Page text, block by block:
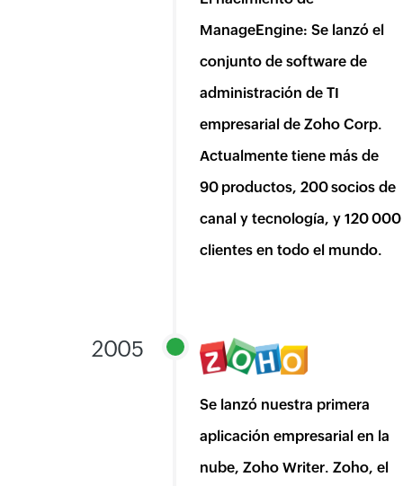
ManageEngine: Se lanzó el
conjunto de software de
administración de TI
empresarial de Zoho Corp.
Actualmente tiene más de
90 productos, 200 socios de
canal y tecnología, y 120 000
clientes en todo el mundo.
2005
Se lanzó nuestra primera
aplicación empresarial en la
nube, Zoho Writer. Zoho, el